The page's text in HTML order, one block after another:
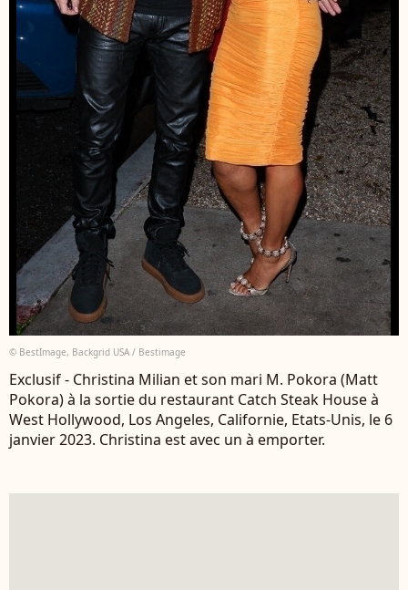
© BestImage, Backgrid USA / Bestimage
Exclusif - Christina Milian et son mari M. Pokora (Matt
Pokora) à la sortie du restaurant Catch Steak House à
West Hollywood, Los Angeles, Californie, Etats-Unis, le 6
janvier 2023. Christina est avec un à emporter.